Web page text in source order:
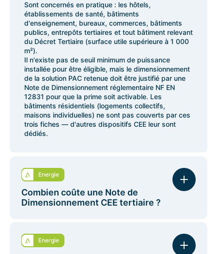
Sont concernés en pratique : les hôtels,
établissements de santé, bâtiments
d'enseignement, bureaux, commerces, bâtiments
publics, entrepôts tertiaires et tout bâtiment relevant
du Décret Tertiaire (surface utile supérieure à 1 000
m²).
Il n'existe pas de seuil minimum de puissance
installée pour être éligible, mais le dimensionnement
de la solution PAC retenue doit être justifié par une
Note de Dimensionnement réglementaire NF EN
12831 pour que la prime soit activable. Les
bâtiments résidentiels (logements collectifs,
maisons individuelles) ne sont pas couverts par ces
trois fiches — d'autres dispositifs CEE leur sont
dédiés.
Energie
Combien coûte une Note de
Dimensionnement CEE tertiaire ?
plusieurs facteurs : la superficie du bâtiment, le
nombre de sites à traiter, la complexité du système
CVC existant et le niveau de détail requis par votre
Energie